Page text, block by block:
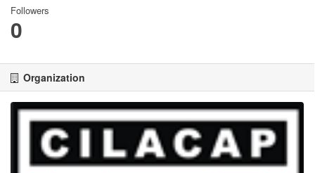
Followers
0
Organization